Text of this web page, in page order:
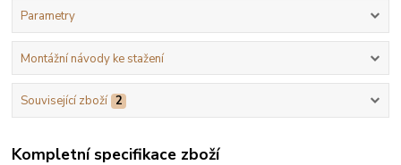
Parametry
Montážní návody ke stažení
Související zboží 2
Kompletní specifikace zboží